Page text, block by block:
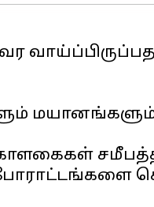
மயானங்களும்
போராட்டங்களை